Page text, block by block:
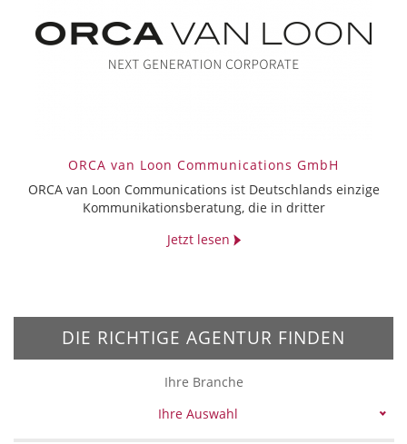
ORCA van Loon Communications GmbH
ORCA van Loon Communications ist Deutschlands einzige
Kommunikationsberatung, die in dritter
Jetzt lesen
DIE RICHTIGE AGENTUR FINDEN
Ihre Branche
Ihre Auswahl